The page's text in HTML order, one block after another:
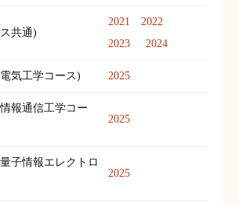
共通)
2021
2022
2023
2024
気工学コース) 2025
報通信工学コー
2025
子情報エレクトロ
2025